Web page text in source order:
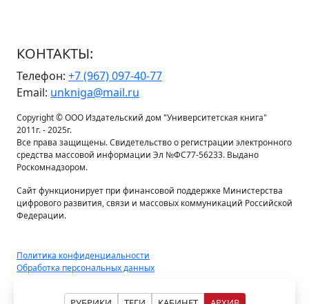
КОНТАКТЫ:
Телефон: +7 (967) 097-40-77
Email: unkniga@mail.ru
Copyright © ООО Издательский дом "Университетская книга"
2011г. - 2025г.
Все права защищены. Свидетельство о регистрации электронного
средства массовой информации Эл №ФС77-56233. Выдано
Роскомнадзором.
Сайт функционирует при финансовой поддержке Министерства
цифрового развития, связи и массовых коммуникаций Российской
Федерации.
Политика конфиденциальности
Обработка персональных данных